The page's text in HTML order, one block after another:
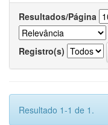
Resultados/Página
Registro(s)
Resultado 1-1 de 1.